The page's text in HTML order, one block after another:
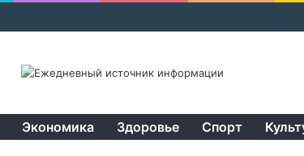
Экономика Здоровье Спорт